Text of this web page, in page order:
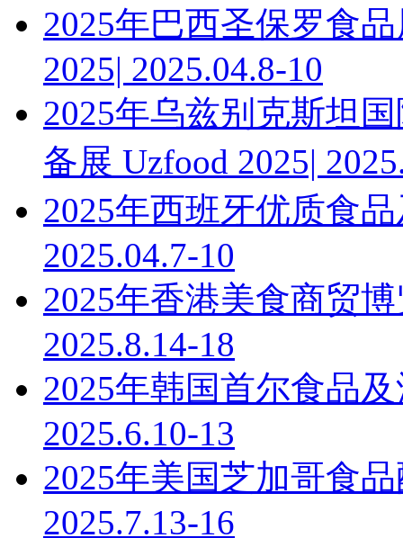
2025年巴西圣保罗食
2025| 2025.04.8-10
2025年乌兹别克斯坦
备展 Uzfood 2025|
2025年西班牙优质食
2025.04.7-10
2025年香港美食商贸
2025.8.14-18
2025年韩国首尔食品
2025.6.10-13
2025年美国芝加哥食
2025.7.13-16